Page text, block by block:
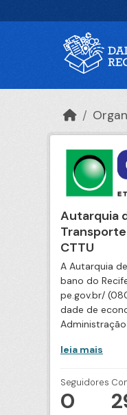
Autarquia
CTTU
A Autarquia
bano do
pe.gov.br/
dade de
leia mais
Seguidores
0